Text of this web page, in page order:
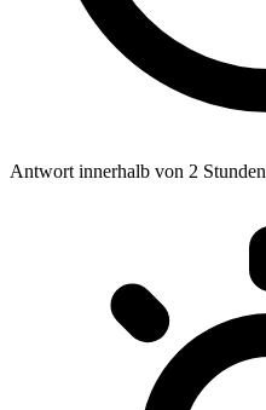
Antwort innerhalb von 2 Stunden